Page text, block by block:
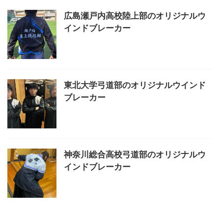
広島瀬戸内高校陸上部のオリジナルウ
インドブレーカー
東北大学弓道部のオリジナルウインド
ブレーカー
神奈川総合高校弓道部のオリジナルウ
インドブレーカー